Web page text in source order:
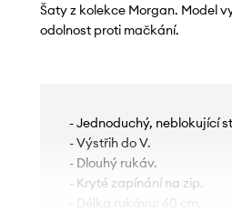
Šaty z kolekce Morgan. Model
odolnost proti mačkání.
- Jednoduchý, neblokující
- Výstřih do V.
- Dlouhý rukáv.
- Kryté zapínání na zip.
- Délka rukávu: 60 cm.